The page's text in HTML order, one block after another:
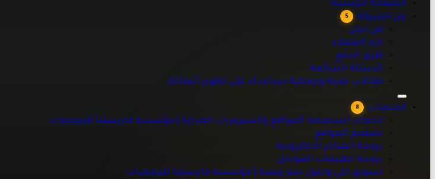
الاسئلة الشائعه
مقالات تقنية وبرمجية تساعدك على تطوير أعمالك
خدمات استضافة المواقع والسيرفرات المدارة | مؤسسة مارسيليا للبرمجيات
برمجة المتاجر الالكترونية
برمجة تطبيقات الموبايل
تسويق ذكي وحلول نمو رقمية | مؤسسة مارسيليا للبرمجيات
تحسين محركات البحث seo
خدمات تصميم موشن جرافيك احترافي | مؤسسة مارسيليا للبرمجيات
تصميم هويات تجارية وبناء براند احترافي | مؤسسة مارسيليا للبرمجيات
الصفحة الرئيسية
عن الشركة
5
من نحن
اراء العملاء
طرق الدفع
الاسئلة الشائعه
مقالات تقنية وبرمجية تساعدك على تطوير أعمالك
الخدمات 8
خدمات استضافة المواقع والسيرفرات المدارة | مؤسسة مارسيليا للبرمجيات
تصميم المواقع
برمجة المتاجر الالكترونية
برمجة تطبيقات الموبايل
تسويق ذكي وحلول نمو رقمية | مؤسسة مارسيليا للبرمجيات